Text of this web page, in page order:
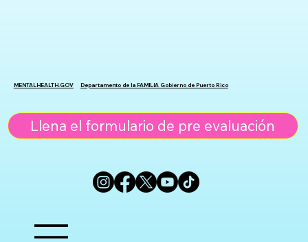
MENTALHEALTH.GOV Departamento de la FAMILIA Gobierno de Puerto Rico
Llena el formulario de pre evaluación